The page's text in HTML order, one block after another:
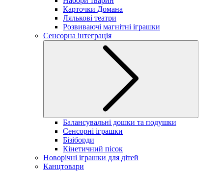
Карточки Домана
Лялькові театри
Розвиваючі магнітні іграшки
Сенсорна інтеграція
Балансувальні дошки та подушки
Сенсорні іграшки
Бізіборди
Кінетичний пісок
Новорічні іграшки для дітей
Канцтовари